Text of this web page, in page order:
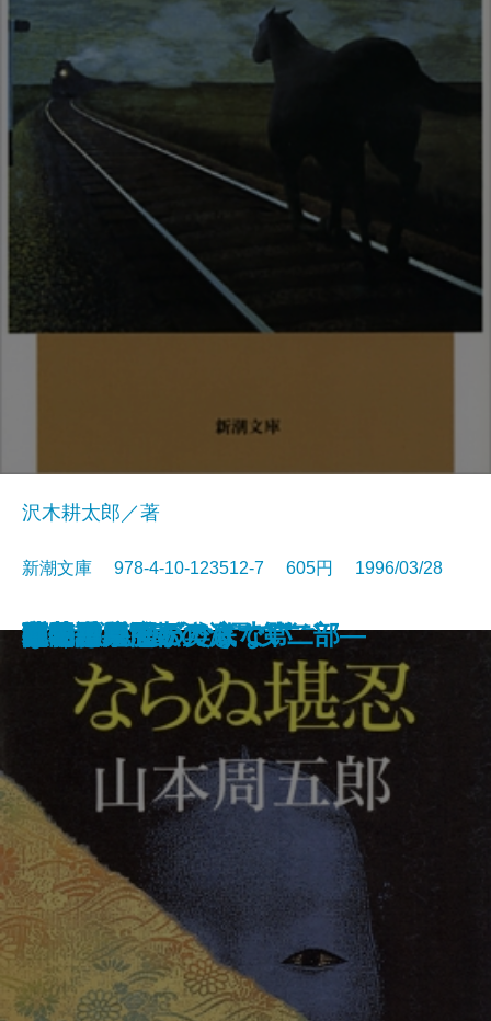
西行
マシアス・ギリの失脚
とかげ
つめたいよるに
姥勝手
俺の考え
孤独の発明
陋巷に在り〔1〕儒の巻
チェーン・スモーキング
彼らの流儀
沢木耕太郎／著
新潮文庫 978-4-10-123512-7 605円 1996/03/28
ならぬ堪忍
ぼくは勉強ができない
夢の階段
地の星―流転の海 第二部―
夜ごとの闇の奥底で
隠花平原〔上〕
隠花平原〔下〕
楽園
孔子
百物語